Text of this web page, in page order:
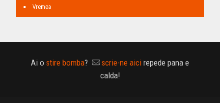
Vremea
Ai o stire bomba? scrie-ne aici repede pana e
calda!